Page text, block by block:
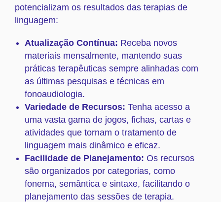
potencializam os resultados das terapias de
linguagem:
Atualização Contínua: Receba novos
materiais mensalmente, mantendo suas
práticas terapêuticas sempre alinhadas com
as últimas pesquisas e técnicas em
fonoaudiologia.
Variedade de Recursos: Tenha acesso a
uma vasta gama de jogos, fichas, cartas e
atividades que tornam o tratamento de
linguagem mais dinâmico e eficaz.
Facilidade de Planejamento: Os recursos
são organizados por categorias, como
fonema, semântica e sintaxe, facilitando o
planejamento das sessões de terapia.